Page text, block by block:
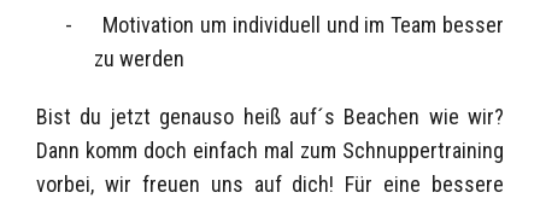
-
Motivation um individuell und im Team besser
zu werden
Bist du jetzt genauso heiß auf´s Beachen wie wir?
Dann komm doch einfach mal zum Schnuppertraining
vorbei, wir freuen uns auf dich! Für eine bessere